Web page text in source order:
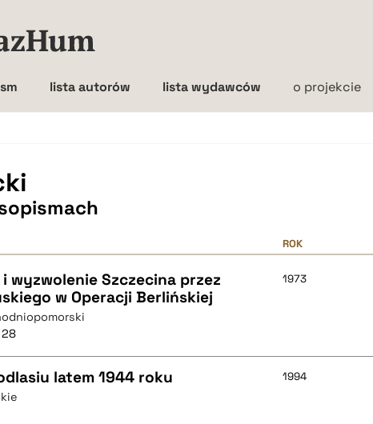
lista autorów lista wydawców o projekcie
ROK
wyzwolenie Szczecina przez
w Operacji Berlińskiej
28
1973
latem 1944 roku 1994